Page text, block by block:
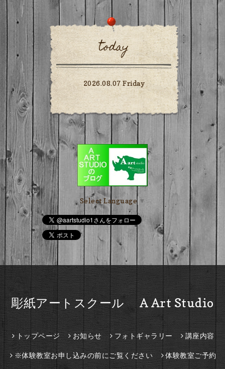
today
2026.08.07 Friday
Select Language ▼
彫紙アートスクール A Art Studio
トップページ お知らせ フォトギャラリー 講座内容
※体験教室お申し込みの前にご覧ください 体験教室ご予約